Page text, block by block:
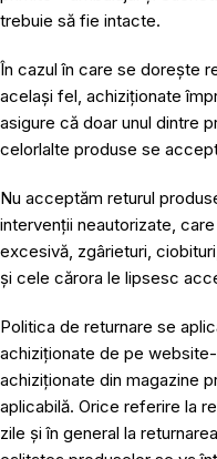
trebuie să fie intacte.
În cazul în care se dorește
același fel, achiziționate
asigure că doar unul dintre
celorlalte produse se
Nu acceptăm returul
intervenții neautorizate,
excesivă, zgârieturi,
și cele cărora le lipsesc
Politica de returnare se
achiziționate de pe
achiziționate din magazine
aplicabilă. Orice referire la
zile și în general la